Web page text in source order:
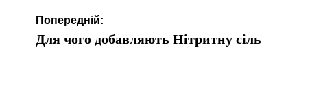
Навігація
записів
Попередній:
Для чого добавляють Нітритну сіль